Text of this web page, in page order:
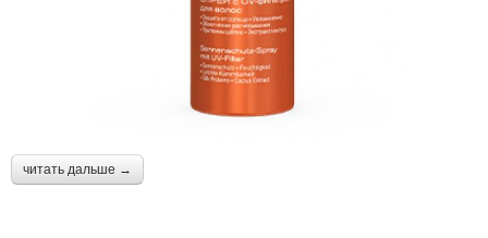
читать дальше →